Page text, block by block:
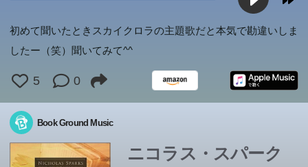
初めて聞いたときスカイクロラの主題歌だと本気で勘違いしま
したー（笑）聞いてみて^^
5 0
Book Ground Music
ニコラス・スパーク